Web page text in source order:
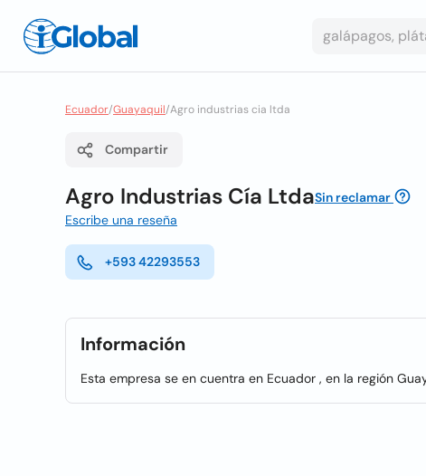
Ecuador/Guayaquil/Agro industrias cia ltda
Compartir
Agro Industrias Cía LtdaSin reclamar
Escribe una reseña
+593 42293553
Información
Esta empresa se en cuentra en Ecuador , en la región